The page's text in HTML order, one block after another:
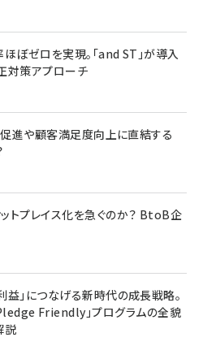
ぼゼロを実現。「and ST」が導入
対策アプローチ
促進や顧客満足度向上に直結する
トプレイス化を急ぐのか？ BtoB企
益」につなげる新時代の成長戦略。
Friendly」プログラムの全貌
説